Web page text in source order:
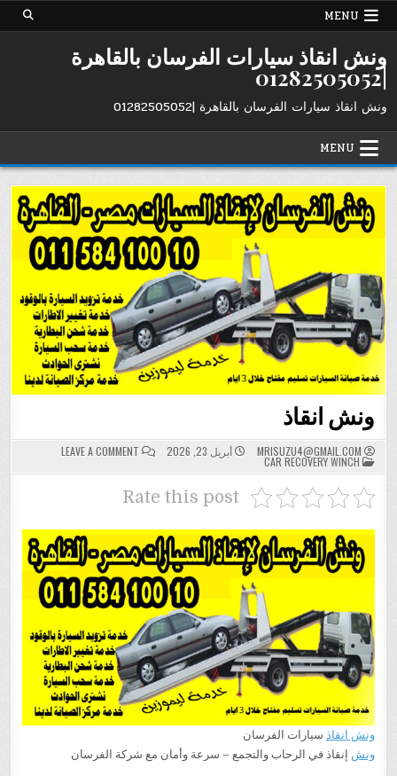
Skip
MENU
ونش انقاذ سيارات الفرسان بالقاهرة
|01282505052
ونش انقاذ سيارات الفرسان بالقاهرة |01282505052
MENU
ونش انقاذ
MRISUZU4@GMAIL.COM أبريل 23, 2026 LEAVE A COMMENT
ON
ونش
انقاذ
POSTED
IN
CAR RECOVERY WINCH
Rate this post
ونش انقاذ سيارات الفرسان
ونش إنقاذ في الرحاب والتجمع – سرعة وأمان مع شركة الفرسان